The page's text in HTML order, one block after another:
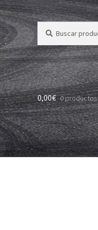
Buscar
por:
Buscar
0,00€ 0 productos